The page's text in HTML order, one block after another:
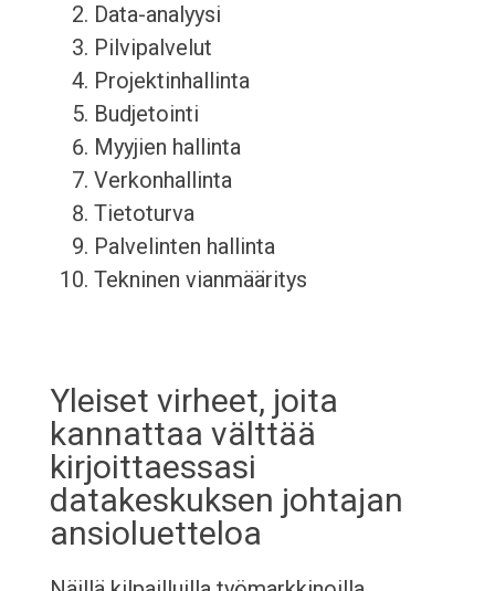
Data-analyysi
Pilvipalvelut
Projektinhallinta
Budjetointi
Myyjien hallinta
Verkonhallinta
Tietoturva
Palvelinten hallinta
Tekninen vianmääritys
Yleiset virheet, joita
kannattaa välttää
kirjoittaessasi
datakeskuksen johtajan
ansioluetteloa